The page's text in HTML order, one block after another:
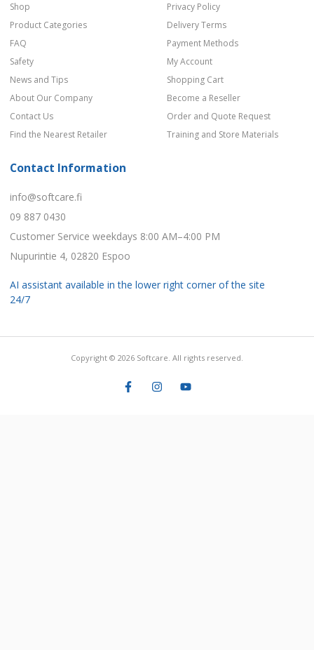
Shop
Product Categories
FAQ
Safety
News and Tips
About Our Company
Contact Us
Find the Nearest Retailer
Privacy Policy
Delivery Terms
Payment Methods
My Account
Shopping Cart
Become a Reseller
Order and Quote Request
Training and Store Materials
Contact Information
info@softcare.fi
09 887 0430
Customer Service weekdays 8:00 AM–4:00 PM
Nupurintie 4, 02820 Espoo
AI assistant available in the lower right corner of the site
24/7
Copyright © 2026 Softcare. All rights reserved.